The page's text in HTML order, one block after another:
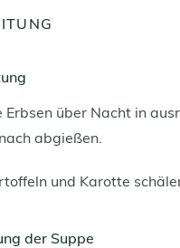
Erbsen über Nacht in
abgießen.
und Karotte
der Suppe